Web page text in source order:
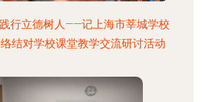
行立德树人——记上海市莘城学校
结对学校课堂教学交流研讨活动